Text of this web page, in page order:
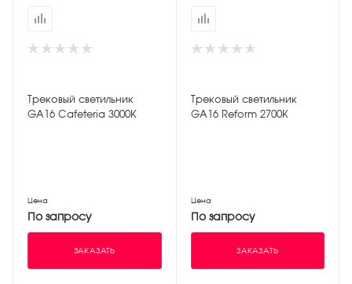
Трековый светильник
GA16 Cafeteria 3000К
Цена
По запросу
ЗАКАЗАТЬ
Трековый светильник
GA16 Reform 2700К
Цена
По запросу
ЗАКАЗАТЬ